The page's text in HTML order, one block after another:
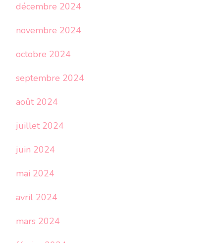
décembre 2024
novembre 2024
octobre 2024
septembre 2024
août 2024
juillet 2024
juin 2024
mai 2024
avril 2024
mars 2024